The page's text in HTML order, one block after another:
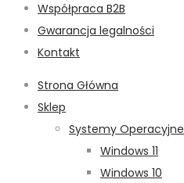
Współpraca B2B
Gwarancja legalności
Kontakt
Strona Główna
Sklep
Systemy Operacyjne
Windows 11
Windows 10